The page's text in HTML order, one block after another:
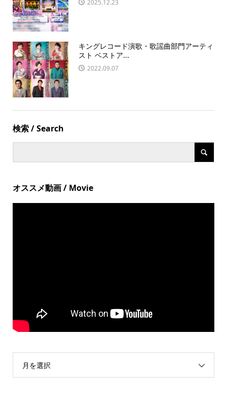
2025.12.23
キングレコード演歌・歌謡曲部門アーティ
スト ベストア...
2022.09.07
検索 / Search
オススメ動画 / Movie
月を選択